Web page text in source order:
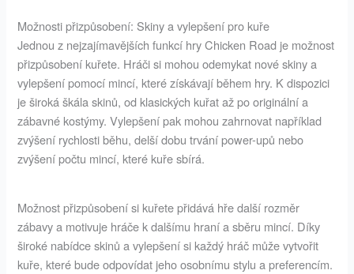
Možnosti přizpůsobení: Skiny a vylepšení pro kuře
Jednou z nejzajímavějších funkcí hry Chicken Road je možnost
přizpůsobení kuřete. Hráči si mohou odemykat nové skiny a
vylepšení pomocí mincí, které získávají během hry. K dispozici
je široká škála skinů, od klasických kuřat až po originální a
zábavné kostýmy. Vylepšení pak mohou zahrnovat například
zvýšení rychlosti běhu, delší dobu trvání power-upů nebo
zvýšení počtu mincí, které kuře sbírá.
Možnost přizpůsobení si kuřete přidává hře další rozměr
zábavy a motivuje hráče k dalšímu hraní a sběru mincí. Díky
široké nabídce skinů a vylepšení si každý hráč může vytvořit
kuře, které bude odpovídat jeho osobnímu stylu a preferencím.